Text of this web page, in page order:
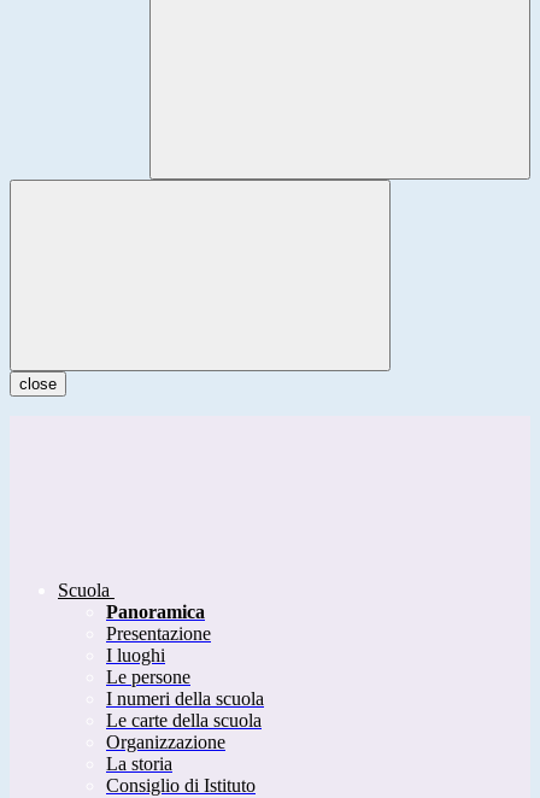
close
Scuola
Panoramica
Presentazione
I luoghi
Le persone
I numeri della scuola
Le carte della scuola
Organizzazione
La storia
Consiglio di Istituto